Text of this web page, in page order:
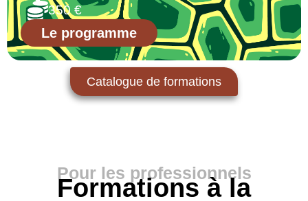
350 €
Le programme
Catalogue de formations
Pour les professionnels
Formations à la